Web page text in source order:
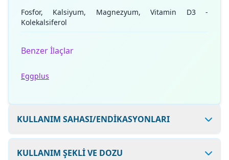
Fosfor, Kalsiyum, Magnezyum, Vitamin D3 -
Kolekalsiferol
Benzer İlaçlar
Eggplus
KULLANIM SAHASI/ENDİKASYONLARI
KULLANIM ŞEKLİ VE DOZU